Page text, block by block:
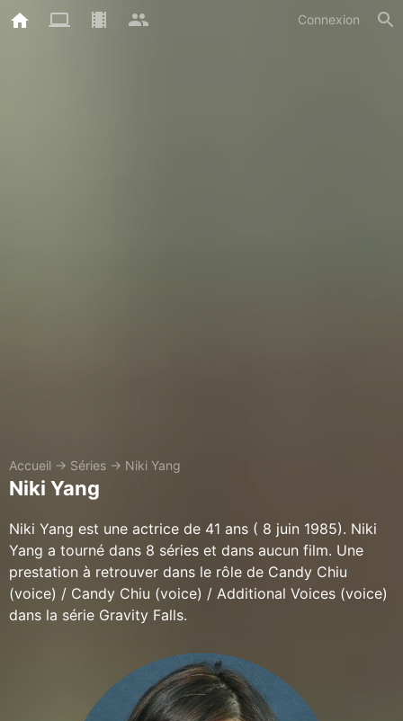
Connexion
Accueil → Séries → Niki Yang
Niki Yang
Niki Yang est une actrice de 41 ans ( 8 juin 1985). Niki
Yang a tourné dans 8 séries et dans aucun film. Une
prestation à retrouver dans le rôle de Candy Chiu
(voice) / Candy Chiu (voice) / Additional Voices (voice)
dans la série Gravity Falls.